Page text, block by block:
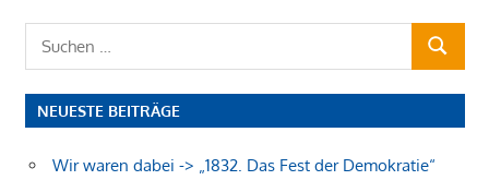
SUCHEN
NEUESTE BEITRÄGE
Wir waren dabei -> „1832. Das Fest der Demokratie“